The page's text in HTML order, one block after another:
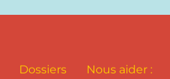
Dossiers Nous aider :